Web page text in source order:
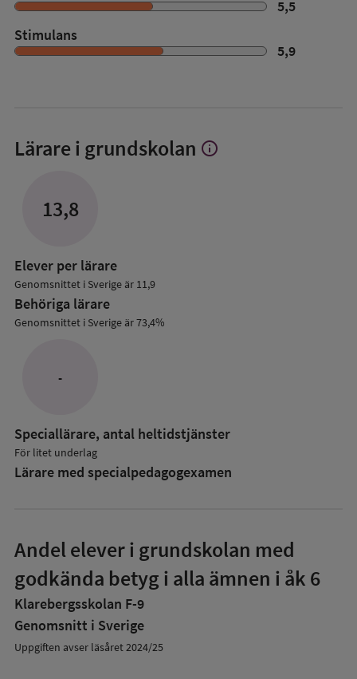
5,5
Stimulans
5,9
Lärare i grundskolan Visa
info
13,8
Elever per lärare
Genomsnittet i Sverige är 11,9
Behöriga lärare
Genomsnittet i Sverige är 73,4%
-
Speciallärare, antal heltidstjänster
För litet underlag
Lärare med specialpedagog­examen
Andel elever i grundskolan med
godkända betyg i alla ämnen i åk 6
Klarebergsskolan F-9
Genomsnitt i Sverige
Uppgiften avser läsåret 2024/25